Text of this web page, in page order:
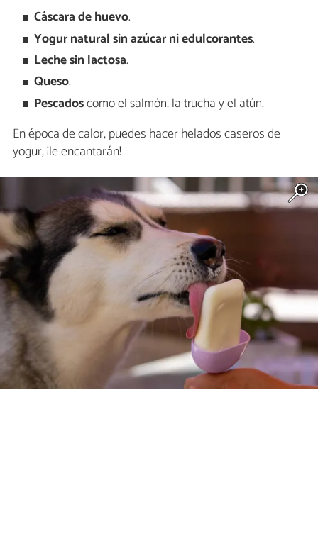
Cáscara de huevo.
Yogur natural sin azúcar ni edulcorantes.
Leche sin lactosa.
Queso.
Pescadoscomo el salmón, la trucha y el atún.
En época de calor, puedes hacer helados caseros de
yogur, ¡le encantarán!